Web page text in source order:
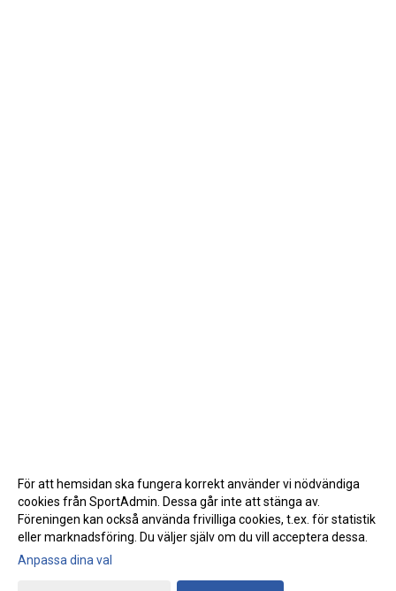
Gå till Webbversion
För att hemsidan ska fungera korrekt använder vi nödvändiga
cookies från SportAdmin. Dessa går inte att stänga av.
Föreningen kan också använda frivilliga cookies, t.ex. för statistik
eller marknadsföring. Du väljer själv om du vill acceptera dessa.
Anpassa dina val